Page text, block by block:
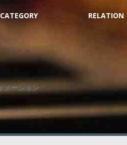
CATEGORY RELATION